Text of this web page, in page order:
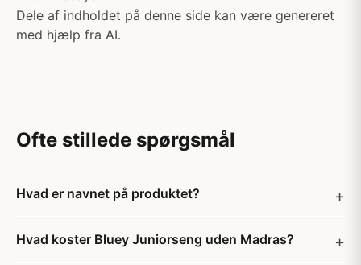
Dele af indholdet på denne side kan være genereret
med hjælp fra AI.
Ofte stillede spørgsmål
Hvad er navnet på produktet?
Hvad koster Bluey Juniorseng uden Madras?